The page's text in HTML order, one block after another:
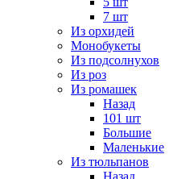
7 шт
Из орхидей
Монобукеты
Из подсолнухов
Из роз
Из ромашек
Назад
101 шт
Большие
Маленькие
Из тюльпанов
Назад